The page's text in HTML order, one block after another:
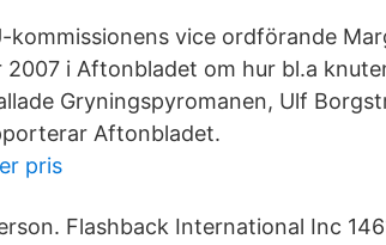
kommissionens vice ordförande
2007 i Aftonbladet om hur bl.a
Gryningspyromanen, Ulf
Aftonbladet.
pris
Flashback International Inc